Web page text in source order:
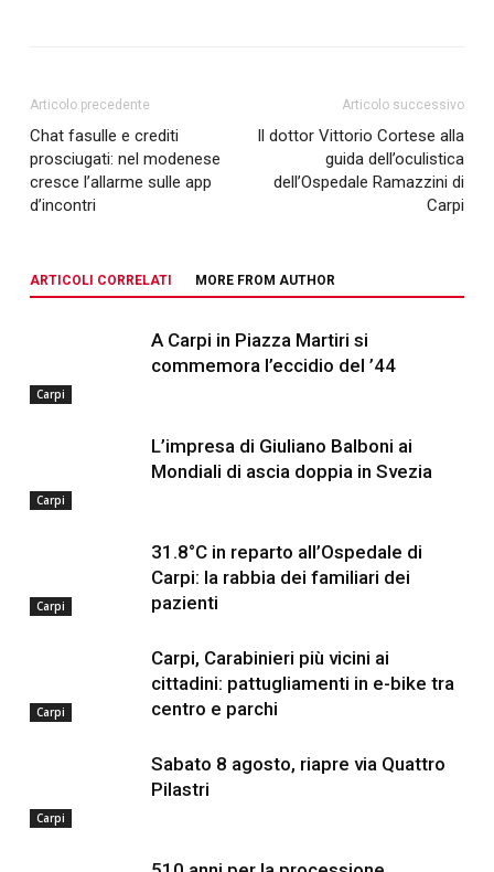
Articolo precedente
Chat fasulle e crediti
prosciugati: nel modenese
cresce l’allarme sulle app
d’incontri
Articolo successivo
Il dottor Vittorio Cortese alla
guida dell’oculistica
dell’Ospedale Ramazzini di
Carpi
ARTICOLI CORRELATI MORE FROM AUTHOR
Carpi
A Carpi in Piazza Martiri si
commemora l’eccidio del ’44
Carpi
L’impresa di Giuliano Balboni ai
Mondiali di ascia doppia in Svezia
Carpi
31.8°C in reparto all’Ospedale di
Carpi: la rabbia dei familiari dei
pazienti
Carpi
Carpi, Carabinieri più vicini ai
cittadini: pattugliamenti in e-bike tra
centro e parchi
Carpi
Sabato 8 agosto, riapre via Quattro
Pilastri